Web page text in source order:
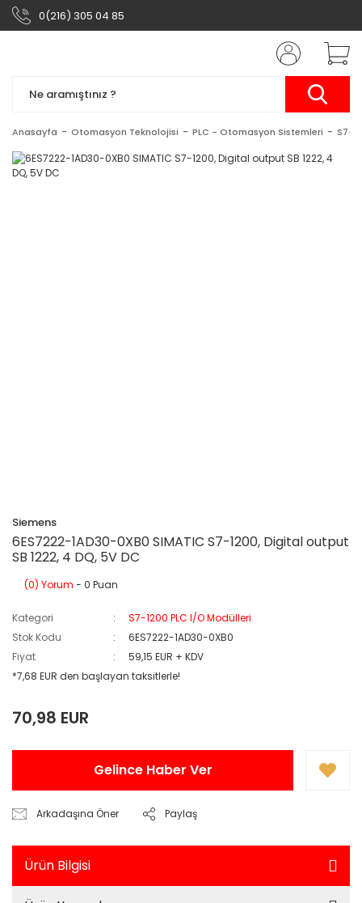
0(216) 305 04 85
Anasayfa Otomasyon Teknolojisi PLC - Otomasyon Sistemleri S7-
Siemens
6ES7222-1AD30-0XB0 SIMATIC S7-1200, Digital output
SB 1222, 4 DQ, 5V DC
(0) Yorum - 0 Puan
Kategori
S7-1200 PLC I/O Modülleri
Stok Kodu
6ES7222-1AD30-0XB0
Fiyat
59,15 EUR + KDV
*7,68 EUR den başlayan taksitlerle!
70,98 EUR
Gelince Haber Ver
Arkadaşına Öner Paylaş
Ürün Bilgisi